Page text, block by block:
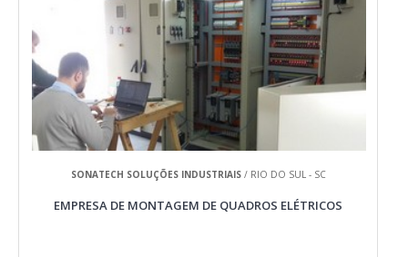
SONATECH SOLUÇÕES INDUSTRIAIS/ RIO DO SUL - SC
EMPRESA DE MONTAGEM DE QUADROS ELÉTRICOS